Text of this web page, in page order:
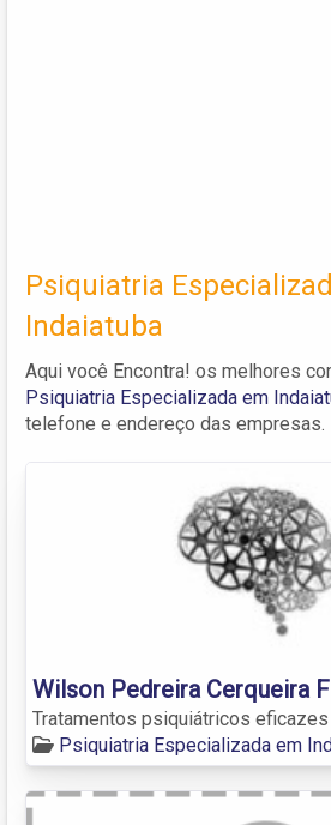
Psiquiatria
Indaiatuba
Aqui você Encontra! os melhores
Psiquiatria Especializada em
telefone e endereço das empresas.
Wilson Pedreira Cerqueira
Tratamentos psiquiátricos eficazes
Psiquiatria Especializada em